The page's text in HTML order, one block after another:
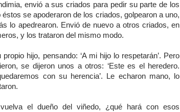
envió a sus criados para pedir su parte de los
se apoderaron de los criados, golpearon a uno,
lo apedrearon. Envió de nuevo a otros criados, en
y los trataron del mismo modo.
hijo, pensando: ‘A mi hijo lo respetarán’. Pero
se dijeron unos a otros: ‘Este es el heredero.
con su herencia’. Le echaron mano, lo
el dueño del viñedo, ¿qué hará con esos